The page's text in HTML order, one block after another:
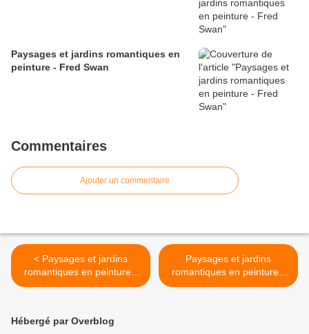
Paysages et jardins romantiques en
peinture - Fred Swan
Commentaires
Ajouter un commentaire
< Paysages et jardins
romantiques en peinture -
Egidio Antonaccio
Paysages et jardins
romantiques en peinture -
Egidio Antonaccio >
Hébergé par Overblog